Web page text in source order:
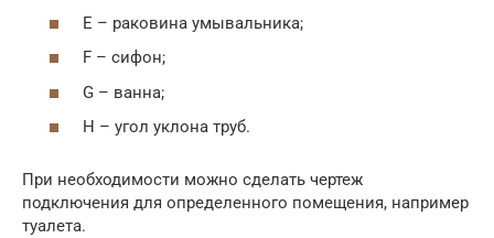
Е – раковина умывальника;
F – сифон;
G – ванна;
H – угол уклона труб.
При необходимости можно сделать чертеж
подключения для определенного помещения, например
туалета.